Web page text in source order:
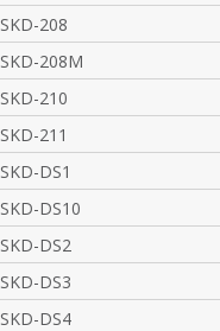
SKD-208
SKD-208M
SKD-210
SKD-211
SKD-DS1
SKD-DS10
SKD-DS2
SKD-DS3
SKD-DS4